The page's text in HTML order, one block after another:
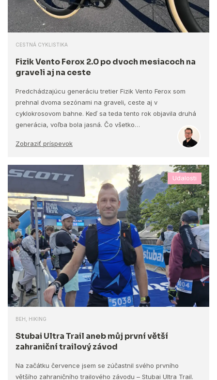
CESTNÁ CYKLISTIKA
Fizik Vento Ferox 2.0 po dvoch mesiacoch na
graveli aj na ceste
Predchádzajúcu generáciu tretier Fizik Vento Ferox som
prehnal dvoma sezónami na graveli, ceste aj v
cyklokrosovom bahne. Keď sa teda tento rok objavila druhá
generácia, voľba bola jasná. Čo všetko…
Zobraziť príspevok
Udalosti
BEH, HIKING
Stubai Ultra Trail aneb můj první větší
zahraniční trailový závod
Na začátku července jsem se zúčastnil svého prvního
většího zahraničního trailového závodu – Stubai Ultra Trail.